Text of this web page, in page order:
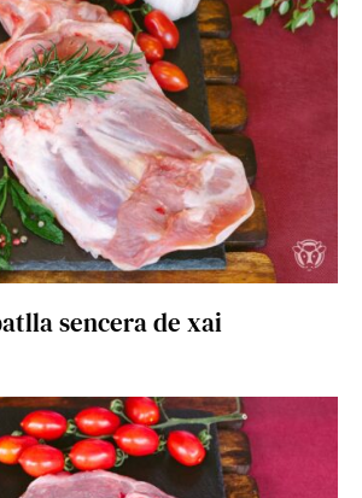
OPTIONS / DETALLS
sencera de xai